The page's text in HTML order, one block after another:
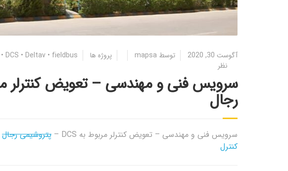
آگوست 30, 2020 توسط mapsa پروژه ها DCS • Deltav • fieldbus
•
نظر
رجال
سرویس فنی و مهندسی – تعویض کنترلر مربوط به DCS – پتروشیمی رجال
کنترل